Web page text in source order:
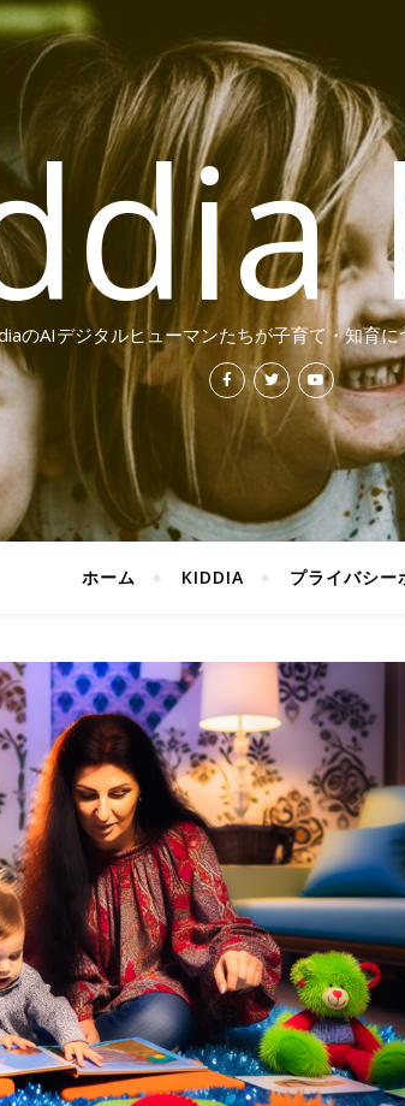
のAIデジタルヒューマンたちが子育て・知育
ホーム KIDDIA プライバシー